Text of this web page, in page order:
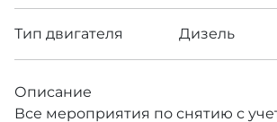
Тип двигателя Дизель
Описание
Все мероприятия по снятию с